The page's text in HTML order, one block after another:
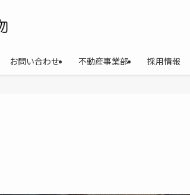
お問い合わせ 不動産事業部 採用情報